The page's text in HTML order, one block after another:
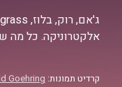
אלקטרוניקה. כל מה
קרדיט תמונות: Goehring